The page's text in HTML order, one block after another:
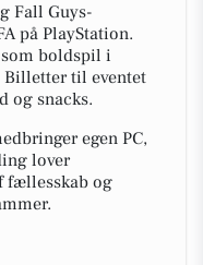
Fall Guys-
på PlayStation.
boldspil i
til eventet
og snacks.
egen PC,
lover
fællesskab og